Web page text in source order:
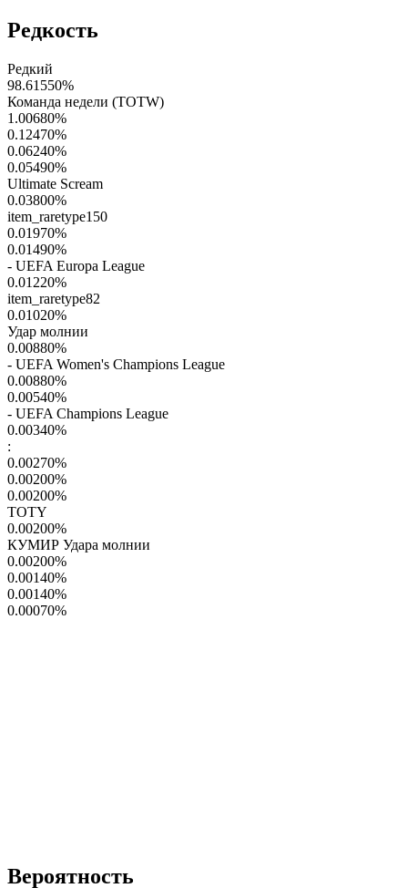
Редкость
Редкий
98.61550%
Команда недели (TOTW)
1.00680%
0.12470%
0.06240%
0.05490%
Ultimate Scream
0.03800%
item_raretype150
0.01970%
0.01490%
- UEFA Europa League
0.01220%
item_raretype82
0.01020%
Удар молнии
0.00880%
- UEFA Women's Champions League
0.00880%
0.00540%
- UEFA Champions League
0.00340%
:
0.00270%
0.00200%
0.00200%
TOTY
0.00200%
КУМИР Удара молнии
0.00200%
0.00140%
0.00140%
0.00070%
Вероятность